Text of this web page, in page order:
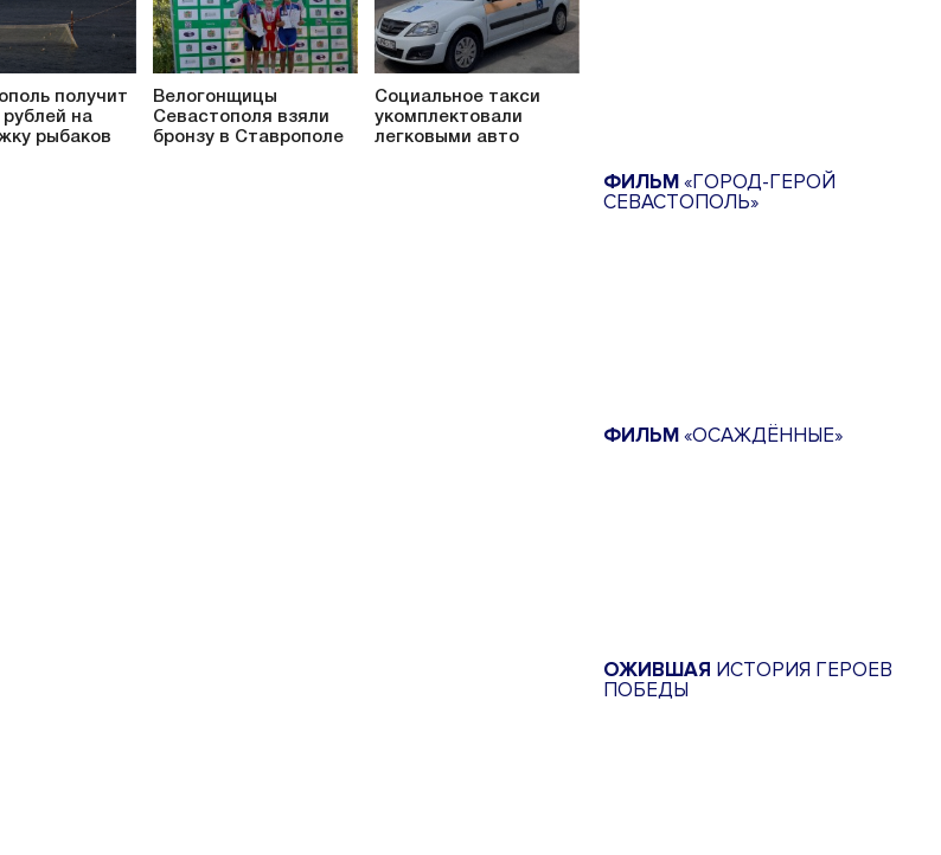
получит
рублей на
рыбаков
Велогонщицы
Севастополя взяли
бронзу в Ставрополе
Социальное такси
укомплектовали
легковыми авто
ФИЛЬМ«ГОРОД-ГЕРОЙ
СЕВАСТОПОЛЬ»
ФИЛЬМ«ОСАЖДЁННЫЕ»
ОЖИВШАЯ ИСТОРИЯ ГЕРОЕВ
ПОБЕДЫ